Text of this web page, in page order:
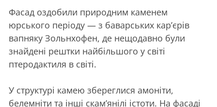
Фасад оздобили природним каменем
юрського періоду — з баварських кар’єрів
вапняку Зольнхофен, де нещодавно були
знайдені рештки найбільшого у світі
птеродактиля в світі.
У структурі камею збереглися амоніти,
белемніти та інші скам’янілі істоти. На фасаді